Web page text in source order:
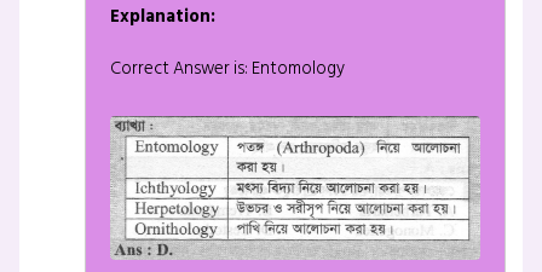
Explanation:
Correct Answer is: Entomology